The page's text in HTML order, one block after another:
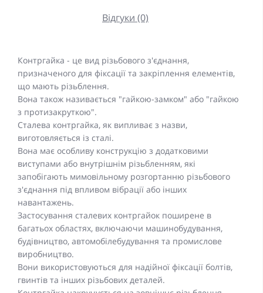
Відгуки (0)
Контргайка - це вид різьбового з'єднання,
призначеного для фіксації та закріплення елементів,
що мають різьблення.
Вона також називається "гайкою-замком" або "гайкою
з протизакруткою".
Сталева контргайка, як випливає з назви,
виготовляється із сталі.
Вона має особливу конструкцію з додатковими
виступами або внутрішнім різьбленням, які
запобігають мимовільному розгортанню різьбового
з'єднання під впливом вібрації або інших
навантажень.
Застосування сталевих контргайок поширене в
багатьох областях, включаючи машинобудування,
будівництво, автомобілебудування та промислове
виробництво.
Вони використовуються для надійної фіксації болтів,
гвинтів та інших різьбових деталей.